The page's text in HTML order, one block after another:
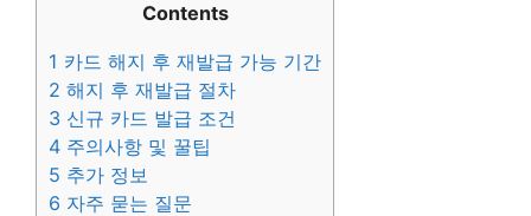
Contents
1 카드 해지 후 재발급 가능 기간
2 해지 후 재발급 절차
3 신규 카드 발급 조건
4 주의사항 및 꿀팁
5 추가 정보
6 자주 묻는 질문